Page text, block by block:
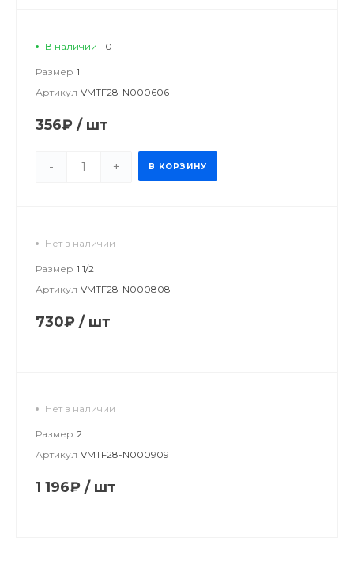
В наличии 10
Размер 1
Артикул VMTF28-N000606
356₽ / шт
- + В КОРЗИНУ
Нет в наличии
Размер 1 1/2
Артикул VMTF28-N000808
730₽ / шт
Нет в наличии
Размер 2
Артикул VMTF28-N000909
1 196₽ / шт